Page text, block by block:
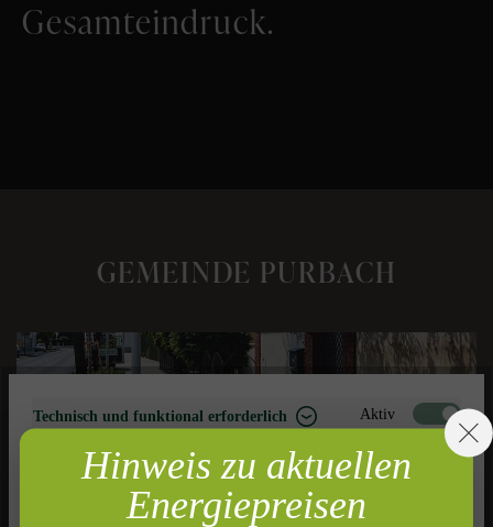
Gesamteindruck.
GEMEINDE PURBACH
Technisch und funktional erforderlich Aktiv
Marketing Inaktiv
Inaktiv
Hinweis zu aktuellen
Energiepreisen